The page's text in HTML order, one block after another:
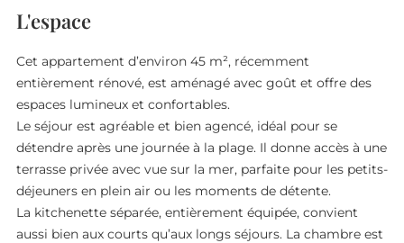
L'espace
Cet appartement d’environ 45 m², récemment
entièrement rénové, est aménagé avec goût et offre des
espaces lumineux et confortables.
Le séjour est agréable et bien agencé, idéal pour se
détendre après une journée à la plage. Il donne accès à une
terrasse privée avec vue sur la mer, parfaite pour les petits-
déjeuners en plein air ou les moments de détente.
La kitchenette séparée, entièrement équipée, convient
aussi bien aux courts qu’aux longs séjours. La chambre est